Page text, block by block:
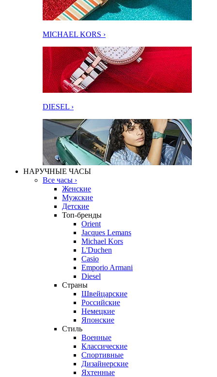
MICHAEL KORS ›
DIESEL ›
НАРУЧНЫЕ ЧАСЫ
Все часы ›
Женские
Мужские
Детские
Топ-бренды
Orient
Jacques Lemans
Michael Kors
L'Duchen
Casio
Emporio Armani
Diesel
Страны
Швейцарские
Российские
Немецкие
Японские
Стиль
Военные
Классические
Спортивные
Дизайнерские
Яхтенные